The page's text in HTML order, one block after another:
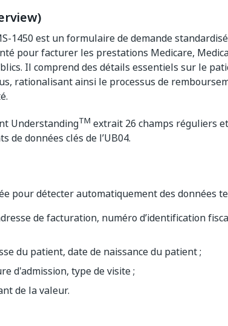
1450 est un formulaire de demande
pour facturer les prestations Medicare,
Il comprend des détails essentiels sur le
rationalisant ainsi le processus de
UnderstandingTM extrait 26 champs réguliers
de données clés de l’UB04.
pour détecter automatiquement des données
de facturation, numéro d’identification
du patient, date de naissance du patient ;
d'admission, type de visite ;
de la valeur.